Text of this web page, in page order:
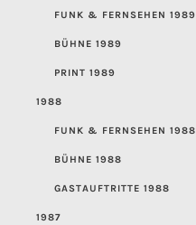
FUNK & FERNSEHEN 1989
BÜHNE 1989
PRINT 1989
1988
FUNK & FERNSEHEN 1988
BÜHNE 1988
GASTAUFTRITTE 1988
1987